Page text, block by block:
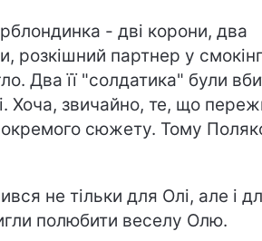
- дві корони, два
розкішний партнер у
Два її "солдатика" були
Хоча, звичайно, те, що
сюжету. Тому
не тільки для Олі, але і
полюбити веселу Олю.